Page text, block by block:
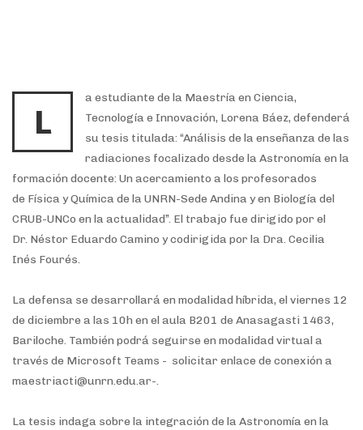
L
a estudiante de la Maestría en Ciencia,
Tecnología e Innovación, Lorena Báez, defenderá
su tesis titulada: “Análisis de la enseñanza de las
radiaciones focalizado desde la Astronomía en la
formación docente: Un acercamiento a los profesorados
de Física y Química de la UNRN-Sede Andina y en Biología del
CRUB-UNCo en la actualidad”. El trabajo fue dirigido por el
Dr. Néstor Eduardo Camino y codirigida por la Dra. Cecilia
Inés Fourés.
La defensa se desarrollará en modalidad híbrida, el viernes 12
de diciembre a las 10h en el aula B201 de Anasagasti 1463,
Bariloche. También podrá seguirse en modalidad virtual a
través de Microsoft Teams - solicitar enlace de conexión a
maestriacti@unrn.edu.ar-.
La tesis indaga sobre la integración de la Astronomía en la